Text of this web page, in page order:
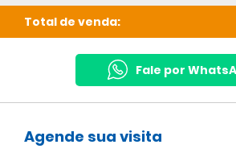
Total de venda:
Fale por
Agende sua visita